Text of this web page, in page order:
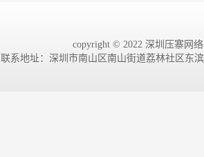
copyright © 2022 深圳压寨网
联系地址：深圳市南山区南山街道荔林社区东